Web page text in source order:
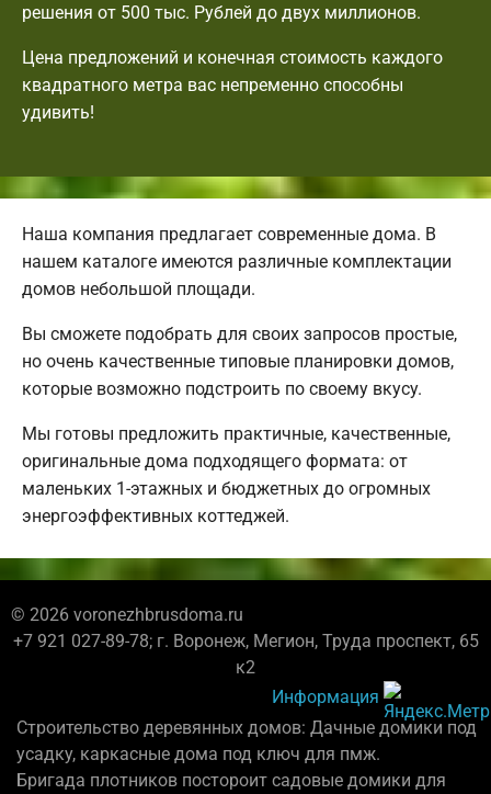
решения от 500 тыс. Рублей до двух миллионов.
Цена предложений и конечная стоимость каждого
квадратного метра вас непременно способны
удивить!
Наша компания предлагает современные дома. В
нашем каталоге имеются различные комплектации
домов небольшой площади.
Вы сможете подобрать для своих запросов простые,
но очень качественные типовые планировки домов,
которые возможно подстроить по своему вкусу.
Мы готовы предложить практичные, качественные,
оригинальные дома подходящего формата: от
маленьких 1-этажных и бюджетных до огромных
энергоэффективных коттеджей.
© 2026 voronezhbrusdoma.ru
+7 921 027-89-78; г. Воронеж, Мегион, Труда проспект, 65
к2
Информация
Строительство деревянных домов: Дачные домики под
усадку, каркасные дома под ключ для пмж.
Бригада плотников постороит садовые домики для